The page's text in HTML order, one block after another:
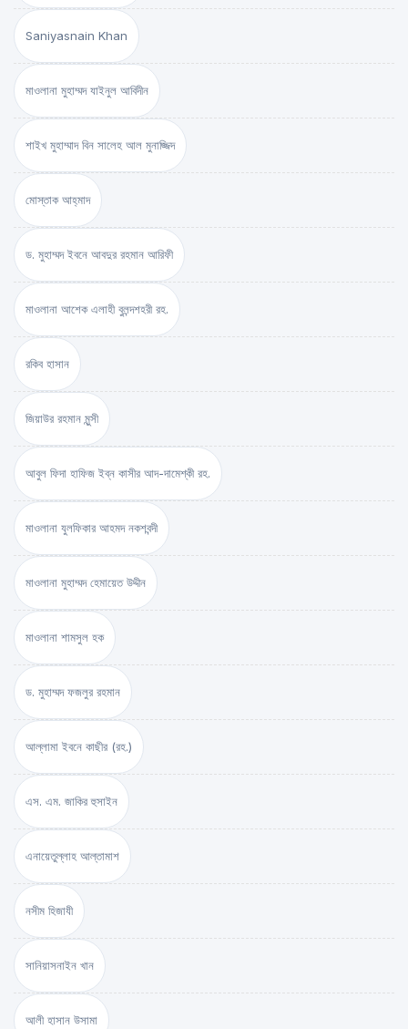
Saniyasnain Khan
মাওলানা মুহাম্মদ যাইনুল আবিদীন
শাইখ মুহাম্মাদ বিন সালেহ আল মুনাজ্জিদ
মোস্তাক আহ্‌মাদ
ড. মুহাম্মদ ইবনে আবদুর রহমান আরিফী
মাওলানা আশেক এলাহী বুলন্দশহরী রহ.
রকিব হাসান
জিয়াউর রহমান মুন্সী
আবুল ফিদা হাফিজ ইব্‌ন কাসীর আদ-দামেশ্‌কী রহ.
মাওলানা যুলফিকার আহমদ নকশবন্দী
মাওলানা মুহাম্মদ হেমায়েত উদ্দীন
মাওলানা শামসুল হক
ড. মুহাম্মদ ফজলুর রহমান
আল্লামা ইবনে কাছীর (রহ.)
এস. এম. জাকির হুসাইন
এনায়েতুল্লাহ আল্‌তামাশ
নসীম হিজাযী
সানিয়াসনাইন খান
আলী হাসান উসামা